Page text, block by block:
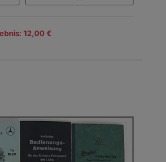
12,00 €